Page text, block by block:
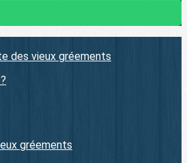
des vieux gréements
gréements